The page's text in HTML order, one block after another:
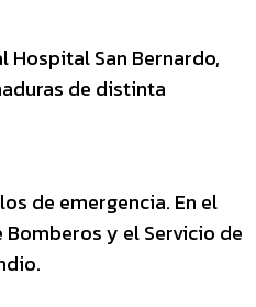
Hospital San Bernardo,
de distinta
de emergencia. En el
y el Servicio de